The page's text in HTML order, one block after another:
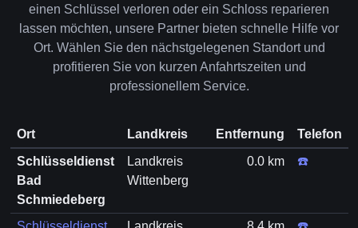
einen Schlüssel verloren oder ein Schloss reparieren
lassen möchten, unsere Partner bieten schnelle Hilfe vor
Ort. Wählen Sie den nächstgelegenen Standort und
profitieren Sie von kurzen Anfahrtszeiten und
professionellem Service.
Ort Landkreis Entfernung
Telefon
Schlüsseldienst
Bad
Schmiedeberg
Landkreis
Wittenberg
0.0 km ☎️